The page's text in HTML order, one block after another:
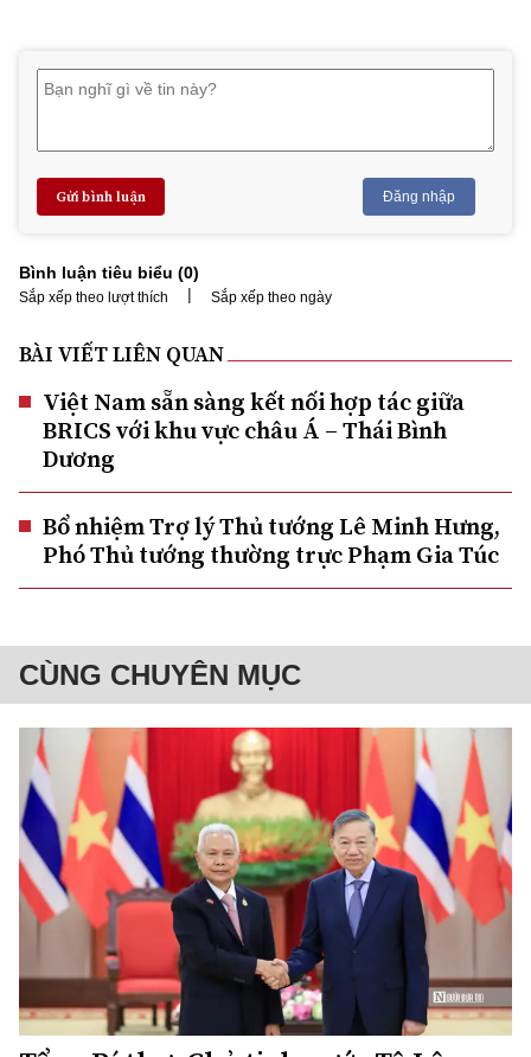
Gửi bình luận Đăng nhập
Bình luận tiêu biểu (0)
Sắp xếp theo lượt thích | Sắp xếp theo ngày
BÀI VIẾT LIÊN QUAN
Việt Nam sẵn sàng kết nối hợp tác giữa
BRICS với khu vực châu Á – Thái Bình
Dương
Bổ nhiệm Trợ lý Thủ tướng Lê Minh Hưng,
Phó Thủ tướng thường trực Phạm Gia Túc
CÙNG CHUYÊN MỤC